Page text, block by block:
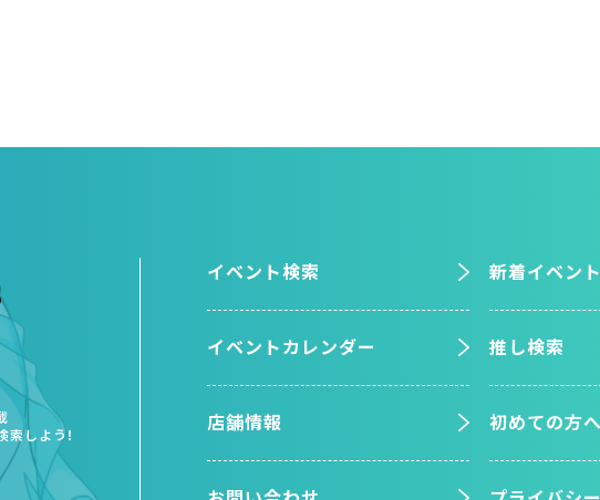
索しよう!
イベント検索 新着イベント
イベントカレンダー 推し検索
店舗情報 初めての方へ